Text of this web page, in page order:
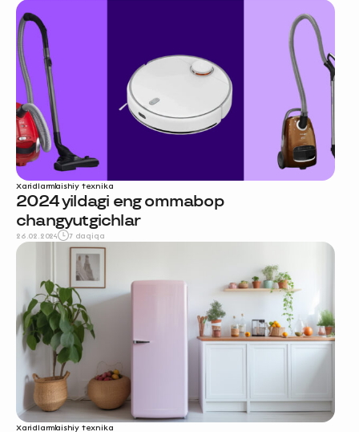
Xaridlarmaishiy texnika
2024 yildagi eng ommabop
changyutgichlar
26.02.2024 7 daqiqa
Xaridlarmaishiy texnika